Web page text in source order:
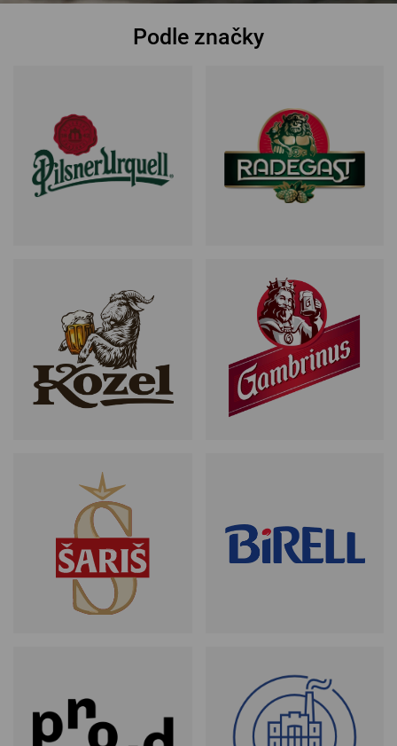
Podle značky